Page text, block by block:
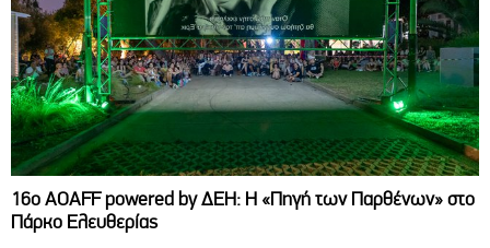
16ο AOAFF powered by ΔΕΗ: Η «Πηγή των Παρθένων» στο
Πάρκο Ελευθερίας